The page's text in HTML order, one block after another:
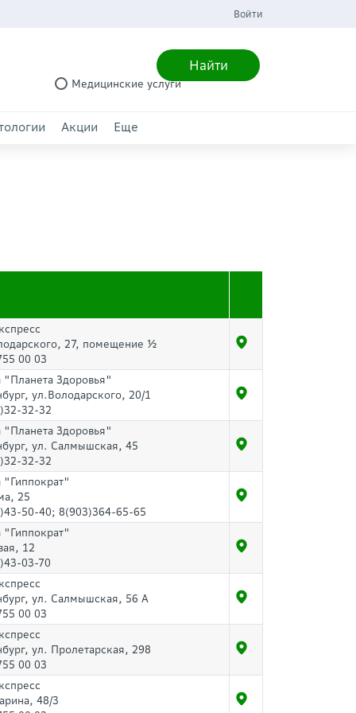
Войти
Найти
Медицинские услуги
Акции Еще
27, помещение ½
00 03
"Планета Здоровья"
ул.Володарского, 20/1
32-32
"Планета Здоровья"
ул. Салмышская, 45
32-32
"Гиппократ"
25
50-40; 8(903)364-65-65
"Гиппократ"
12
03-70
ул. Салмышская, 56 А
00 03
ул. Пролетарская, 298
00 03
48/3